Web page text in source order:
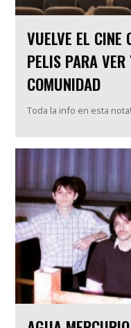
VUELVE EL CINE
PELIS PARA VER
COMUNIDAD
Toda la info en esta nota!